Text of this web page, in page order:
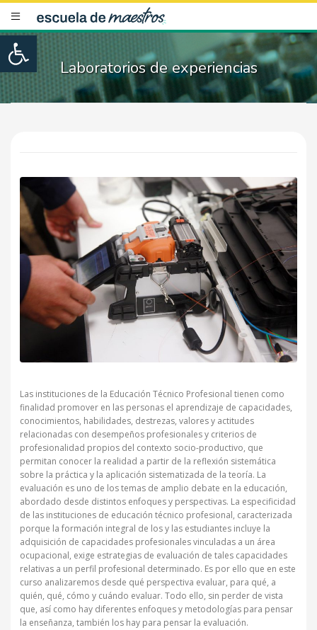
Open toolbar
Laboratorios de experiencias
Las instituciones de la Educación Técnico Profesional tienen como
finalidad promover en las personas el aprendizaje de capacidades,
conocimientos, habilidades, destrezas, valores y actitudes
relacionadas con desempeños profesionales y criterios de
profesionalidad propios del contexto socio-productivo, que
permitan conocer la realidad a partir de la reflexión sistemática
sobre la práctica y la aplicación sistematizada de la teoría. La
evaluación es uno de los temas de amplio debate en la educación,
abordado desde distintos enfoques y perspectivas. La especificidad
de las instituciones de educación técnico profesional, caracterizada
porque la formación integral de los y las estudiantes incluye la
adquisición de capacidades profesionales vinculadas a un área
ocupacional, exige estrategias de evaluación de tales capacidades
relativas a un perfil profesional determinado. Es por ello que en este
curso analizaremos desde qué perspectiva evaluar, para qué, a
quién, qué, cómo y cuándo evaluar. Todo ello, sin perder de vista
que, así como hay diferentes enfoques y metodologías para pensar
la enseñanza, también los hay para pensar la evaluación.